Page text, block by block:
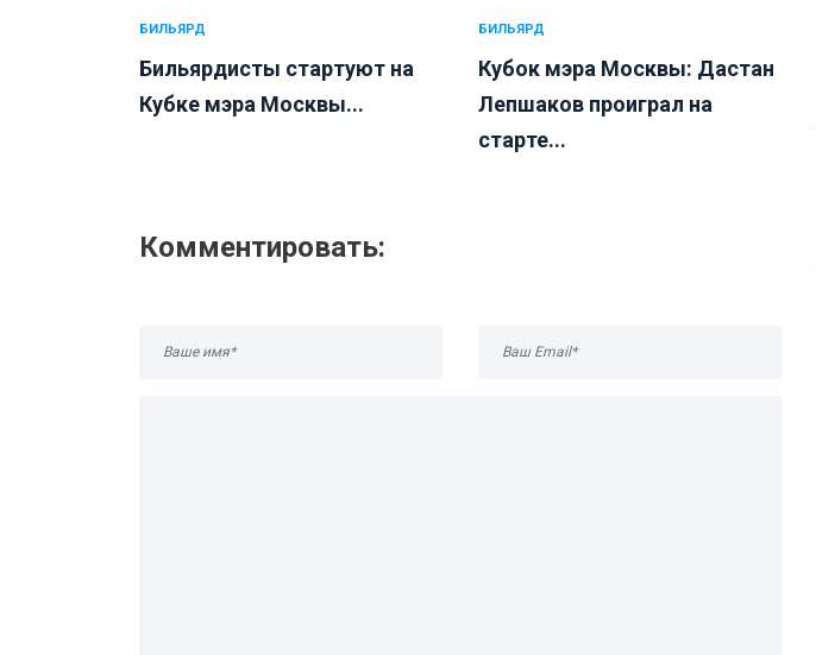
БИЛЬЯРД
Бильярдисты стартуют на
Кубке мэра Москвы...
БИЛЬЯРД
Кубок мэра Москвы: Дастан
Лепшаков проиграл на
старте...
Комментировать: